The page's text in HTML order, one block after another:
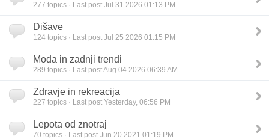
277 topics · Last post Jul 31 2026 01:13 PM
Dišave
124 topics · Last post Jul 25 2026 01:15 PM
Moda in zadnji trendi
289 topics · Last post Aug 04 2026 06:39 AM
Zdravje in rekreacija
227 topics · Last post Yesterday, 06:56 PM
Lepota od znotraj
70 topics · Last post Jun 20 2021 01:19 PM